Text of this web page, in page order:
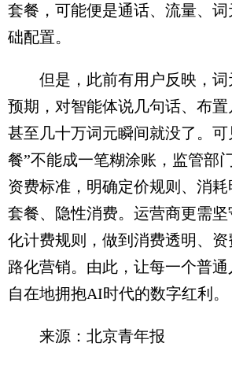
套餐，可能便是通话、流量、
础配置。
但是，此前有用户反映，词
预期，对智能体说几句话、布
甚至几十万词元瞬间就没了。可
餐”不能成一笔糊涂账，监管部
资费标准，明确定价规则、消
套餐、隐性消费。运营商更需
化计费规则，做到消费透明、
路化营销。由此，让每一个普通
自在地拥抱AI时代的数字红利。
来源：北京青年报